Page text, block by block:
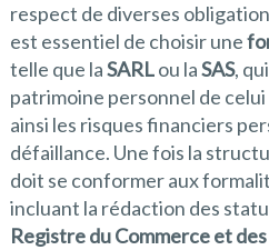
respect de diverses
est essentiel de choisir une
telle que laSARLou laSAS,
patrimoine personnel de
ainsi les risques financiers
défaillance. Une fois la
doit se conformer aux
incluant la rédaction des
Registre du Commerce et